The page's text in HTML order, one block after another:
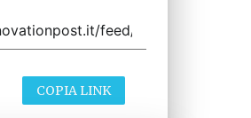
COPIA LINK